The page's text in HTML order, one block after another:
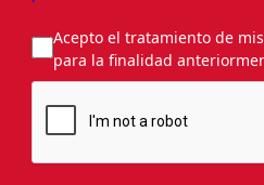
Acepto el tratamiento de
para la finalidad